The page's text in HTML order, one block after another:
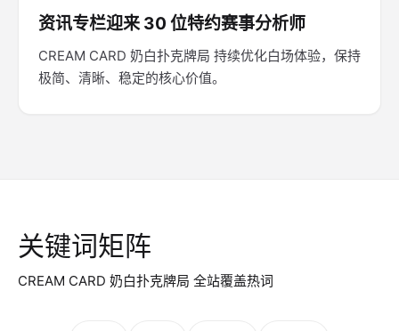
资讯专栏迎来 30 位特约赛事分析师
CREAM CARD 奶白扑克牌局 持续优化白场体验，保持
极简、清晰、稳定的核心价值。
关键词矩阵
CREAM CARD 奶白扑克牌局 全站覆盖热词